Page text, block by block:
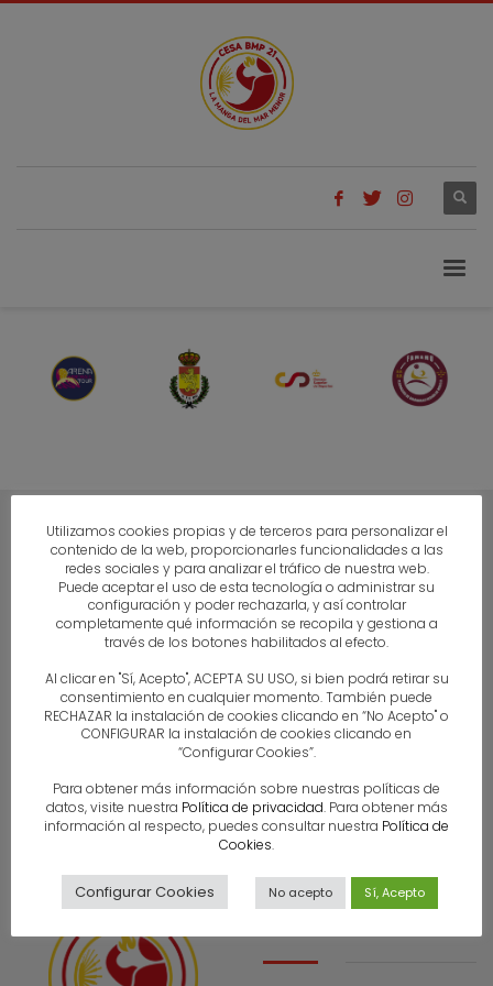
Contacto
Utilizamos cookies propias y de terceros para personalizar el
contenido de la web, proporcionarles funcionalidades a las
redes sociales y para analizar el tráfico de nuestra web.
Puede aceptar el uso de esta tecnología o administrar su
configuración y poder rechazarla, y así controlar
completamente qué información se recopila y gestiona a
través de los botones habilitados al efecto.
Al clicar en "Sí, Acepto", ACEPTA SU USO, si bien podrá retirar su
consentimiento en cualquier momento. También puede
RECHAZAR la instalación de cookies clicando en “No Acepto" o
CONFIGURAR la instalación de cookies clicando en
“Configurar Cookies”.
Para obtener más información sobre nuestras políticas de
datos, visite nuestra Política de privacidad. Para obtener más
información al respecto, puedes consultar nuestra Política de
Cookies.
Configurar Cookies No acepto Sí, Acepto